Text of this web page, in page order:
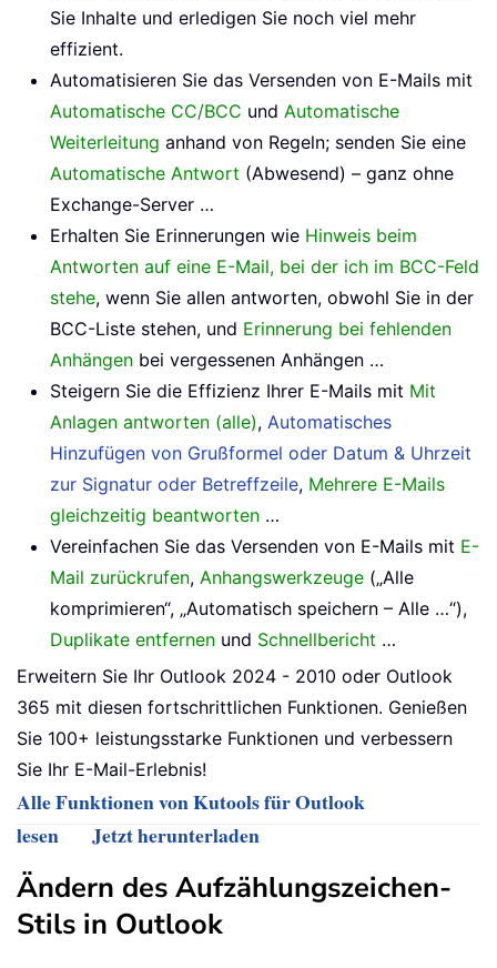
Sie Inhalte und erledigen Sie noch viel mehr
effizient.
Automatisieren Sie das Versenden von E-Mails mit
Automatische CC/BCC und Automatische
Weiterleitung anhand von Regeln; senden Sie eine
Automatische Antwort (Abwesend) – ganz ohne
Exchange-Server …
Erhalten Sie Erinnerungen wie Hinweis beim
Antworten auf eine E-Mail, bei der ich im BCC-Feld
stehe, wenn Sie allen antworten, obwohl Sie in der
BCC-Liste stehen, und Erinnerung bei fehlenden
Anhängen bei vergessenen Anhängen …
Steigern Sie die Effizienz Ihrer E-Mails mit Mit
Anlagen antworten (alle), Automatisches
Hinzufügen von Grußformel oder Datum & Uhrzeit
zur Signatur oder Betreffzeile, Mehrere E-Mails
gleichzeitig beantworten …
Vereinfachen Sie das Versenden von E-Mails mit E-
Mail zurückrufen, Anhangswerkzeuge („Alle
komprimieren“, „Automatisch speichern – Alle …“),
Duplikate entfernen und Schnellbericht …
Erweitern Sie Ihr Outlook 2024 - 2010 oder Outlook
365 mit diesen fortschrittlichen Funktionen. Genießen
Sie 100+ leistungsstarke Funktionen und verbessern
Sie Ihr E-Mail-Erlebnis!
Alle Funktionen von Kutools für Outlook
lesen
Jetzt herunterladen
Ändern des Aufzählungszeichen-
Stils in Outlook